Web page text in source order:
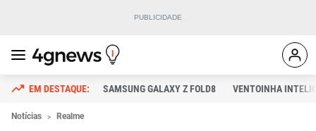
SAMSUNG GALAXY Z FOLD8 VENTOINHA
Notícias Realme